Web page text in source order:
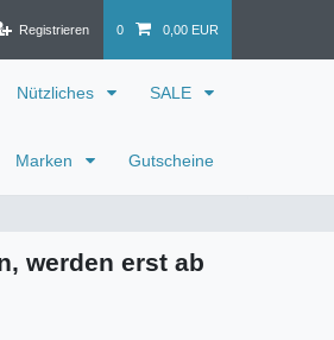
Registrieren 0 0,00 EUR
Nützliches SALE
Marken Gutscheine
werden erst ab